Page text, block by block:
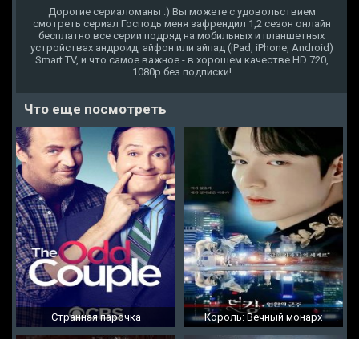
Дорогие сериаломаны :) Вы можете с удовольствием
смотреть сериал Господь меня зафрендил 1,2 сезон онлайн
бесплатно все серии подряд на мобильных и планшетных
устройствах андроид, айфон или айпад (iPad, iPhone, Android)
Smart TV, и что самое важное - в хорошем качестве HD 720,
1080p без подписки!
Что еще посмотреть
Странная парочка Король: Вечный монарх